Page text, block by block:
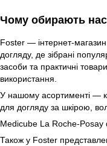
Чому обирають нас
Foster — інтернет-
догляду, де зібрані
засоби та практичні
використання.
У нашому асортименті —
для догляду за шкірою,
Medicube La Roche-Posay
Також у Foster